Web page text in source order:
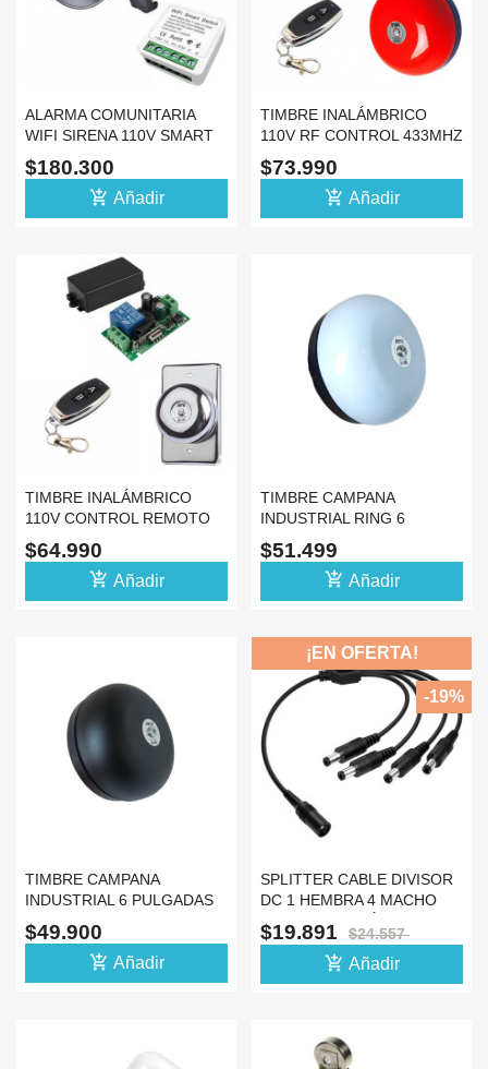
ALARMA COMUNITARIA
WIFI SIRENA 110V SMART
SWITCH TUYA 16A
$180.300
add_shopping_cart Añadir
TIMBRE INALÁMBRICO
110V RF CONTROL 433MHZ
FINCA O CASA CAMPO
$73.990
add_shopping_cart Añadir
TIMBRE INALÁMBRICO
110V CONTROL REMOTO
RF 433MHZ PARA HOGAR
$64.990
add_shopping_cart Añadir
TIMBRE CAMPANA
INDUSTRIAL RING 6
PULGADAS 110V COLOR
BLANCO
$51.499
add_shopping_cart Añadir
TIMBRE CAMPANA
INDUSTRIAL 6 PULGADAS
110V COLOR NEGRO
$49.900
add_shopping_cart Añadir
SPLITTER CABLE DIVISOR
DC 1 HEMBRA 4 MACHO
ADAPTADOR CÁMARAS
$19.891 $24.557
add_shopping_cart Añadir
¡EN OFERTA!
-19%